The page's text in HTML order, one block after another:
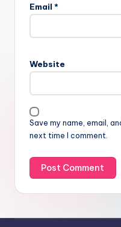
Email *
Website
Save my name, email,
next time I comment.